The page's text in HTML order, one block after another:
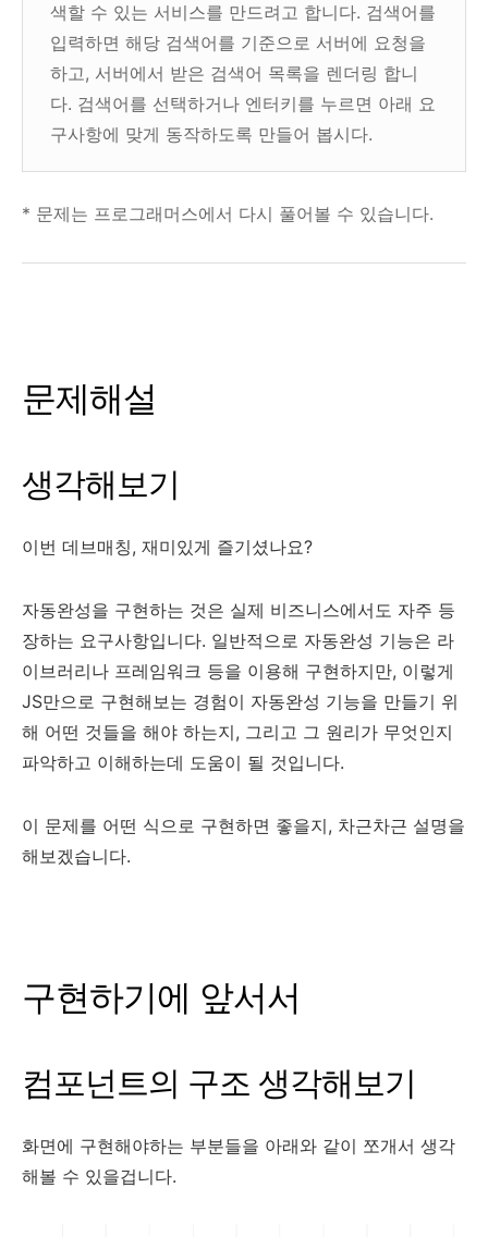
색할 수 있는 서비스를 만드려고 합니다. 검색어를
입력하면 해당 검색어를 기준으로 서버에 요청을
하고, 서버에서 받은 검색어 목록을 렌더링 합니
다. 검색어를 선택하거나 엔터키를 누르면 아래 요
구사항에 맞게 동작하도록 만들어 봅시다.
* 문제는 프로그래머스에서 다시 풀어볼 수 있습니다.
문제해설
생각해보기
이번 데브매칭, 재미있게 즐기셨나요?
자동완성을 구현하는 것은 실제 비즈니스에서도 자주 등
장하는 요구사항입니다. 일반적으로 자동완성 기능은 라
이브러리나 프레임워크 등을 이용해 구현하지만, 이렇게
JS만으로 구현해보는 경험이 자동완성 기능을 만들기 위
해 어떤 것들을 해야 하는지, 그리고 그 원리가 무엇인지
파악하고 이해하는데 도움이 될 것입니다.
이 문제를 어떤 식으로 구현하면 좋을지, 차근차근 설명을
해보겠습니다.
구현하기에 앞서서
컴포넌트의 구조 생각해보기
화면에 구현해야하는 부분들을 아래와 같이 쪼개서 생각
해볼 수 있을겁니다.